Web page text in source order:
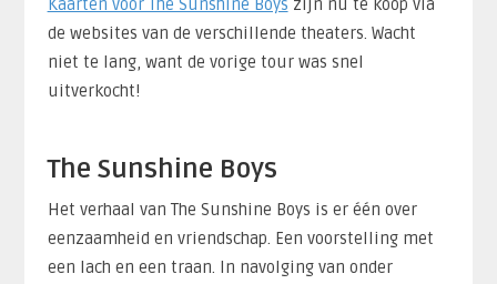
Kaarten voor The Sunshine Boys zijn nu te koop via
de websites van de verschillende theaters. Wacht
niet te lang, want de vorige tour was snel
uitverkocht!
The Sunshine Boys
Het verhaal van The Sunshine Boys is er één over
eenzaamheid en vriendschap. Een voorstelling met
een lach en een traan. In navolging van onder